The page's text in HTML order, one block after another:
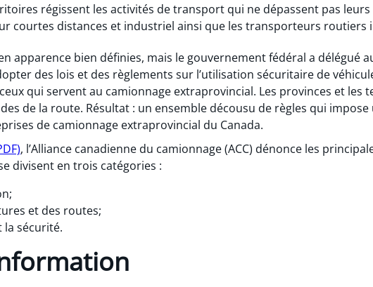
régissent les activités de transport qui ne dépassent pas
courtes distances et industriel ainsi que les transporteurs routiers
apparence bien définies, mais le gouvernement fédéral a délégué
des lois et des règlements sur l’utilisation sécuritaire de
qui servent au camionnage extraprovincial. Les provinces et les
de la route. Résultat : un ensemble décousu de règles qui
de camionnage extraprovincial du Canada.
, l’Alliance canadienne du camionnage (ACC) dénonce les
divisent en trois catégories :
et des routes;
la sécurité.